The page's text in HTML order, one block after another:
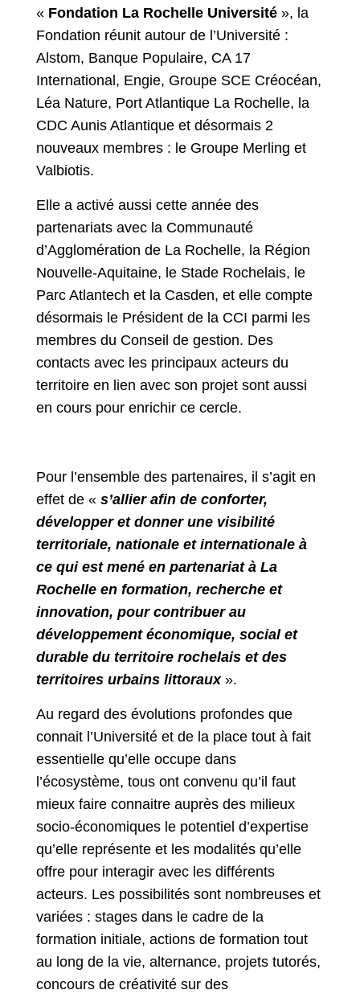
« Fondation La Rochelle Université », la
Fondation réunit autour de l’Université :
Alstom, Banque Populaire, CA 17
International, Engie, Groupe SCE Créocéan,
Léa Nature, Port Atlantique La Rochelle, la
CDC Aunis Atlantique et désormais 2
nouveaux membres : le Groupe Merling et
Valbiotis.
Elle a activé aussi cette année des
partenariats avec la Communauté
d’Agglomération de La Rochelle, la Région
Nouvelle-Aquitaine, le Stade Rochelais, le
Parc Atlantech et la Casden, et elle compte
désormais le Président de la CCI parmi les
membres du Conseil de gestion. Des
contacts avec les principaux acteurs du
territoire en lien avec son projet sont aussi
en cours pour enrichir ce cercle.
Pour l’ensemble des partenaires, il s’agit en
effet de « s’allier afin de conforter,
développer et donner une visibilité
territoriale, nationale et internationale à
ce qui est mené en partenariat à La
Rochelle en formation, recherche et
innovation, pour contribuer au
développement économique, social et
durable du territoire rochelais et des
territoires urbains littoraux».
Au regard des évolutions profondes que
connait l’Université et de la place tout à fait
essentielle qu’elle occupe dans
l’écosystème, tous ont convenu qu’il faut
mieux faire connaitre auprès des milieux
socio-économiques le potentiel d’expertise
qu’elle représente et les modalités qu’elle
offre pour interagir avec les différents
acteurs. Les possibilités sont nombreuses et
variées : stages dans le cadre de la
formation initiale, actions de formation tout
au long de la vie, alternance, projets tutorés,
concours de créativité sur des